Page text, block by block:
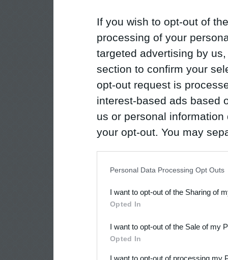
If you wish to opt-out of
processing of your
targeted advertising by
section to confirm your
opt-out request is
interest-based ads based
us or personal
your opt-out. You may
Downstream Participants
third parties.
Personal Data Processing Opt Outs
I want to opt-out of the Sharing of
Opted In
I want to opt-out of the Sale of my
Opted In
I want to opt-out of processing my